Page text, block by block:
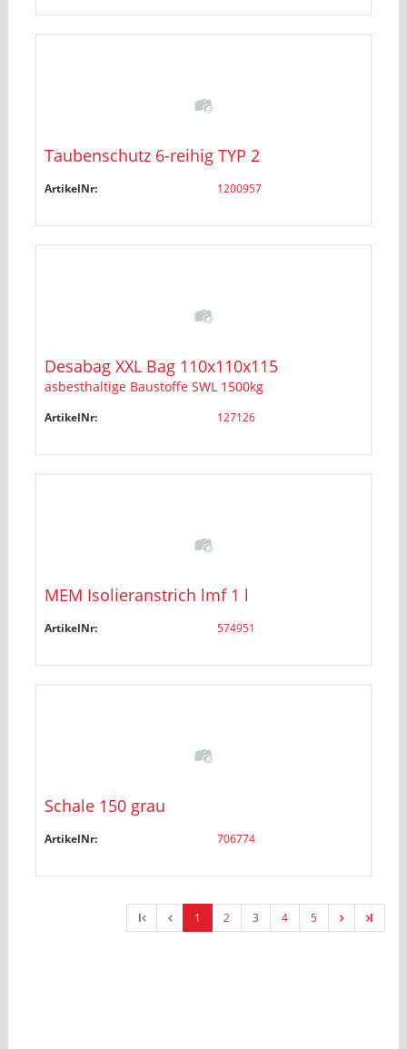
Taubenschutz 6-reihig TYP 2
ArtikelNr: 1200957
Desabag XXL Bag 110x110x115
asbesthaltige Baustoffe SWL 1500kg
ArtikelNr: 127126
MEM Isolieranstrich lmf 1 l
ArtikelNr: 574951
Schale 150 grau
ArtikelNr: 706774
l 1 2 3 4 5 l